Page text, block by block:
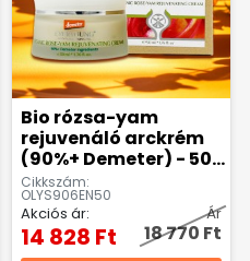
Bio rózsa-yam
rejuvenáló arckrém
(90%+ Demeter) - 50
ml
Cikkszám:
OLYS906EN50
Akciós ár:
14 828 Ft
Ár
18 770 Ft